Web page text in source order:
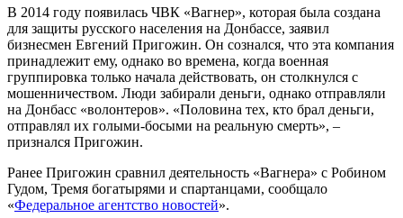
В 2014 году появилась ЧВК «Вагнер», которая была создана
для защиты русского населения на Донбассе, заявил
бизнесмен Евгений Пригожин. Он сознался, что эта компания
принадлежит ему, однако во времена, когда военная
группировка только начала действовать, он столкнулся с
мошенничеством. Люди забирали деньги, однако отправляли
на Донбасс «волонтеров». «Половина тех, кто брал деньги,
отправлял их голыми-бoсыми на реальную смерть», –
признался Пригожин.
Ранее Пригожин сравнил деятельность «Вагнера» с Робином
Гудом, Тремя богатырями и спартанцами, сообщало
«Федеральное агентство новостей».